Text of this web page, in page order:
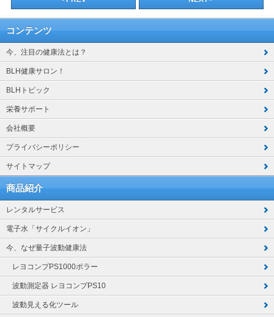
コンテンツ
今、注目の健康法とは？
BLH健康サロン！
BLHトピック
栄養サポート
会社概要
プライバシーポリシー
サイトマップ
商品紹介
レンタルサービス
電子水「サイクルイオン」
今、なぜ量子波動健康法
レヨコンプPS1000ポラー
波動測定器 レヨコンプPS10
波動見える化ツール